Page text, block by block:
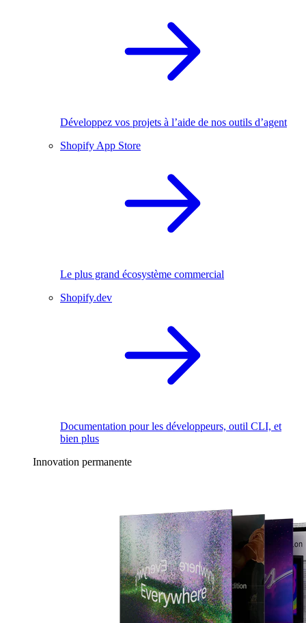
Développez vos projets à l’aide de nos outils d’agent
Shopify App Store
Le plus grand écosystème commercial
Shopify.dev
Documentation pour les développeurs, outil CLI, et
bien plus
Innovation permanente